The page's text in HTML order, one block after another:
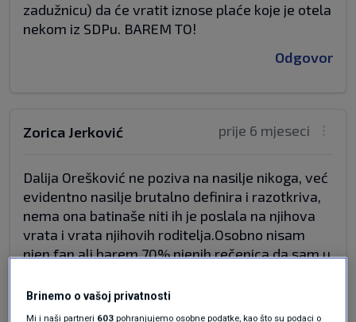
zadužnicu) da će vratit iznose plaće koje je otela
nekom iz SDPu. BAREM TO!
Odgovor
prije 6 mjeseci
Zorica Jerković
Dalija Orešković ne poziva na nasilje nikoga, već
evidentno nasilje brutalno definira i razotkriva,
nema ona batinaše niti ih je poslala na njihova
vrata i vrata njihovih roditelja.Osobno nisam
njen fan ali barem 70% njenih rečenica da sam u
govorila o pljački proračuna i EU novca. Ona je
oporba i ima pravo nazivati stvari imenom i
Brinemo o vašoj privatnosti
Mi i naši partneri 603 pohranjujemo osobne podatke, kao što su podaci o